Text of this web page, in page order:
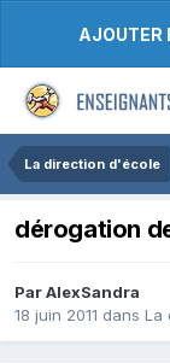
AJOUTER
La direction d'école
dérogation
Par AlexSandra
18 juin 2011 dans La